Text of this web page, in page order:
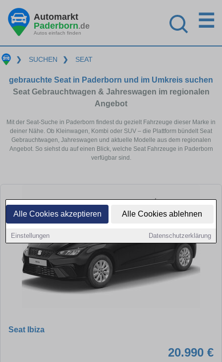
Alle Cookies akzeptieren Alle Cookies ablehnen
Einstellungen Datenschutzerklärung
Automarkt
Paderborn.de
Autos einfach finden
☰
❯ SUCHEN ❯ SEAT
gebrauchte Seat in Paderborn und im Umkreis suchen
Seat Gebrauchtwagen & Jahreswagen im regionalen
Angebot
Mit der Seat-Suche in Paderborn findest du gezielt Fahrzeuge dieser Marke in
deiner Nähe. Ob Kleinwagen, Kombi oder SUV – die Plattform bündelt Seat
Gebrauchtwagen, Jahreswagen und aktuelle Modelle aus dem regionalen
Angebot. So siehst du auf einen Blick, welche Seat Fahrzeuge in Paderborn
verfügbar sind.
Seat Ibiza
20.990 €